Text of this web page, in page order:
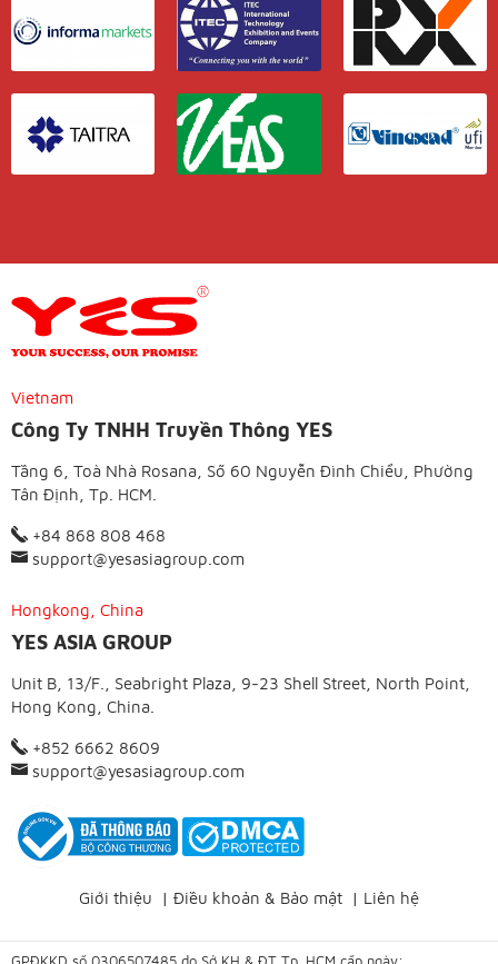
Vietnam
Công Ty TNHH Truyền Thông YES
Tầng 6, Toà Nhà Rosana, Số 60 Nguyễn Đình Chiểu, Phường
Tân Định, Tp. HCM.
+84 868 808 468
support@yesasiagroup.com
Hongkong, China
YES ASIA GROUP
Unit B, 13/F., Seabright Plaza, 9-23 Shell Street, North Point,
Hong Kong, China.
+852 6662 8609
support@yesasiagroup.com
Giới thiệu | Điều khoản & Bảo mật | Liên hệ